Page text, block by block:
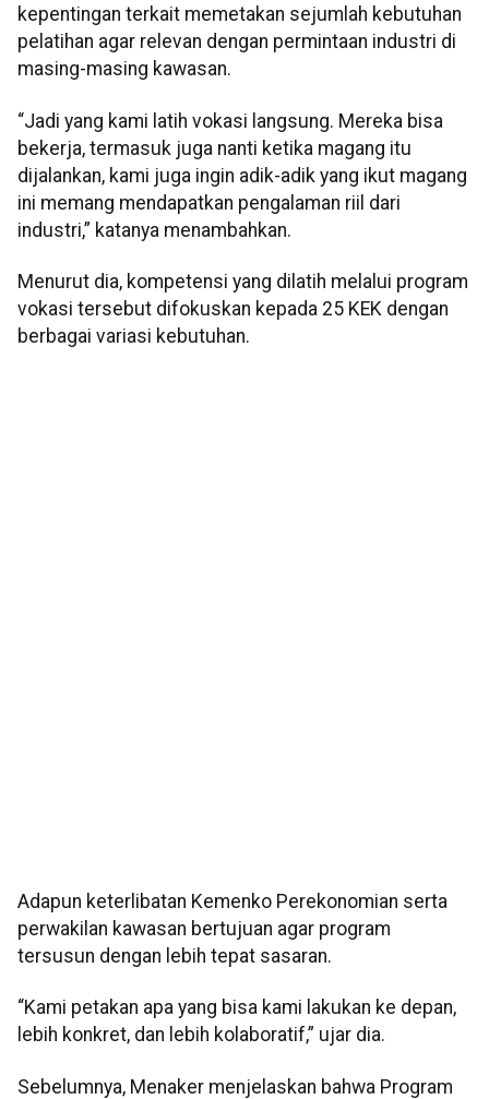
kepentingan terkait memetakan sejumlah kebutuhan
pelatihan agar relevan dengan permintaan industri di
masing-masing kawasan.
“Jadi yang kami latih vokasi langsung. Mereka bisa
bekerja, termasuk juga nanti ketika magang itu
dijalankan, kami juga ingin adik-adik yang ikut magang
ini memang mendapatkan pengalaman riil dari
industri,” katanya menambahkan.
Menurut dia, kompetensi yang dilatih melalui program
vokasi tersebut difokuskan kepada 25 KEK dengan
berbagai variasi kebutuhan.
Adapun keterlibatan Kemenko Perekonomian serta
perwakilan kawasan bertujuan agar program
tersusun dengan lebih tepat sasaran.
“Kami petakan apa yang bisa kami lakukan ke depan,
lebih konkret, dan lebih kolaboratif,” ujar dia.
Sebelumnya, Menaker menjelaskan bahwa Program